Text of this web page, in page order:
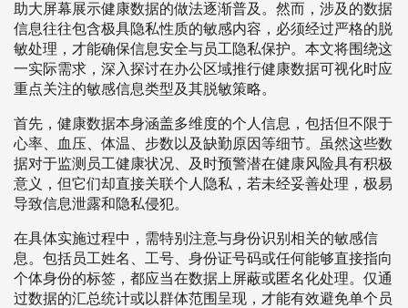
助大屏幕展示健康数据的做法逐渐普及。然而，涉及的数据
信息往往包含极具隐私性质的敏感内容，必须经过严格的脱
敏处理，才能确保信息安全与员工隐私保护。本文将围绕这
一实际需求，深入探讨在办公区域推行健康数据可视化时应
重点关注的敏感信息类型及其脱敏策略。
首先，健康数据本身涵盖多维度的个人信息，包括但不限于
心率、血压、体温、步数以及缺勤原因等细节。虽然这些数
据对于监测员工健康状况、及时预警潜在健康风险具有积极
意义，但它们却直接关联个人隐私，若未经妥善处理，极易
导致信息泄露和隐私侵犯。
在具体实施过程中，需特别注意与身份识别相关的敏感信
息。包括员工姓名、工号、身份证号码或任何能够直接指向
个体身份的标签，都应当在数据上屏蔽或匿名化处理。仅通
过数据的汇总统计或以群体范围呈现，才能有效避免单个员